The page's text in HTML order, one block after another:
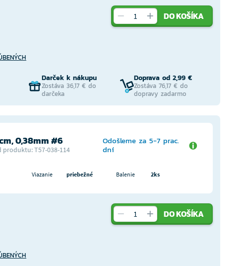
DO KOŠÍKA
Darček k nákupu
Zostáva 36,17 € do
darčeka
Doprava od 2,99 €
Zostáva 76,17 € do
dopravy zadarmo
0,38mm #6
produktu: T57-038-114
Odošleme za 5-7 prac.
dní
Viazanie priebežné Balenie 2ks
DO KOŠÍKA